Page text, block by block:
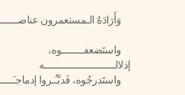
وَأَرَادَهُ الـمستعمرون
إذلالــــــــــــــــــــــــــه
واستَدرجُوه، فَدبَّـُـروا